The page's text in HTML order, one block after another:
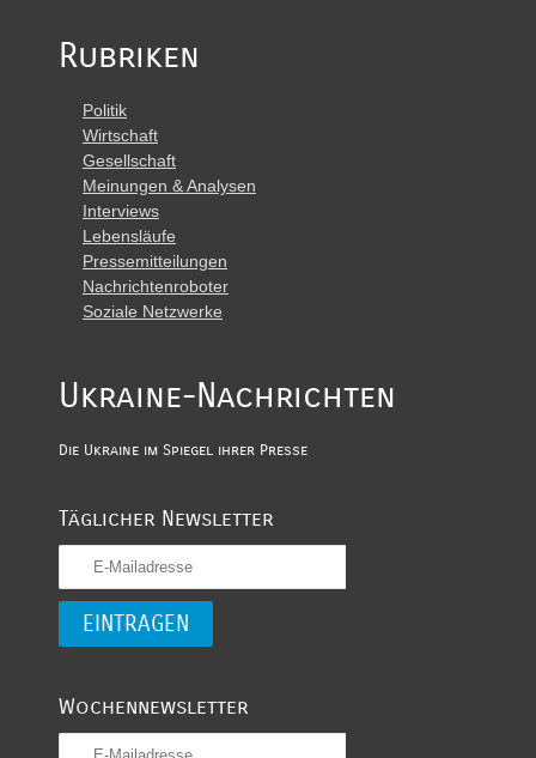
Rubriken
Politik
Wirtschaft
Gesellschaft
Meinungen & Analysen
Interviews
Lebensläufe
Pressemitteilungen
Nachrichtenroboter
Soziale Netzwerke
Ukraine-Nachrichten
Die Ukraine im Spiegel ihrer Presse
Täglicher Newsletter
Wochennewsletter